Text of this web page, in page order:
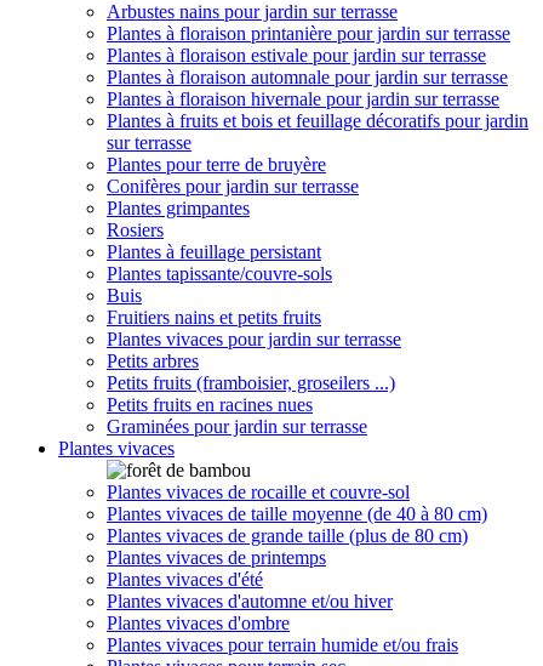
Arbustes nains pour jardin sur terrasse
Plantes à floraison printanière pour jardin sur terrasse
Plantes à floraison estivale pour jardin sur terrasse
Plantes à floraison automnale pour jardin sur terrasse
Plantes à floraison hivernale pour jardin sur terrasse
Plantes à fruits et bois et feuillage décoratifs pour jardin
sur terrasse
Plantes pour terre de bruyère
Conifères pour jardin sur terrasse
Plantes grimpantes
Rosiers
Plantes à feuillage persistant
Plantes tapissante/couvre-sols
Buis
Fruitiers nains et petits fruits
Plantes vivaces pour jardin sur terrasse
Petits arbres
Petits fruits (framboisier, groseilers ...)
Petits fruits en racines nues
Graminées pour jardin sur terrasse
Plantes vivaces
Plantes vivaces de rocaille et couvre-sol
Plantes vivaces de taille moyenne (de 40 à 80 cm)
Plantes vivaces de grande taille (plus de 80 cm)
Plantes vivaces de printemps
Plantes vivaces d'été
Plantes vivaces d'automne et/ou hiver
Plantes vivaces d'ombre
Plantes vivaces pour terrain humide et/ou frais